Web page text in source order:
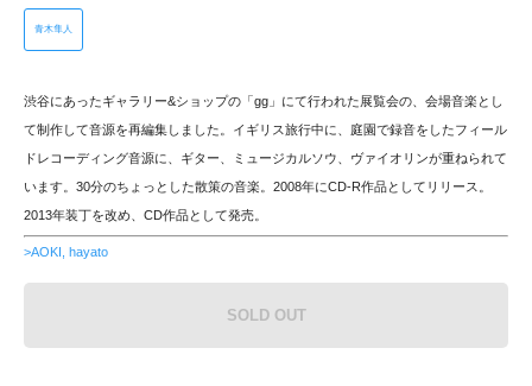
青木隼人
渋谷にあったギャラリー&ショップの「gg」にて行われた展覧会の、会場音楽とし
て制作して音源を再編集しました。イギリス旅行中に、庭園で録音をしたフィール
ドレコーディング音源に、ギター、ミュージカルソウ、ヴァイオリンが重ねられて
います。30分のちょっとした散策の音楽。2008年にCD-R作品としてリリース。
2013年装丁を改め、CD作品として発売。
>AOKI, hayato
SOLD OUT